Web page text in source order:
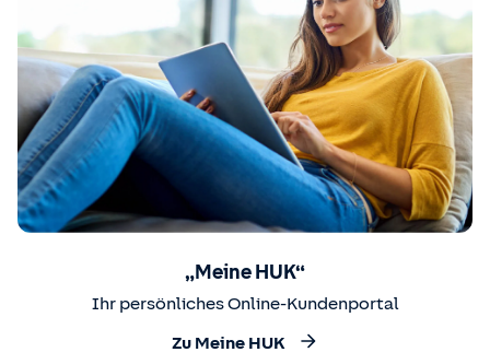
„Meine HUK“
Ihr persönliches Online-Kundenportal
Zu Meine HUK